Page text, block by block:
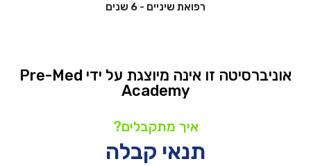
רפואת שיניים - 6 שנים
אוניברסיטה זו אינה מיוצגת על ידי Pre-Med
Academy
איך מתקבלים?
תנאי קבלה